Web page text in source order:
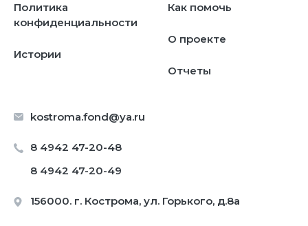
kostroma.fond@ya.ru
8 4942 47-20-48
8 4942 47-20-49
156000. г. Кострома, ул. Горького, д.8а
Политика
конфиденциальности
Истории
Как помочь
О проекте
Отчеты